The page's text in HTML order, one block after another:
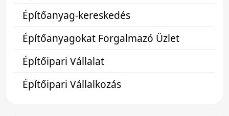
Építőanyag-kereskedés
Építőanyagokat Forgalmazó Üzlet
Építőipari Vállalat
Építőipari Vállalkozás